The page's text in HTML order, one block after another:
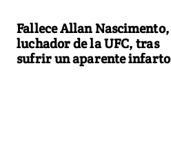
Fallece Allan Nascimento,
luchador de la UFC, tras
sufrir un aparente infarto